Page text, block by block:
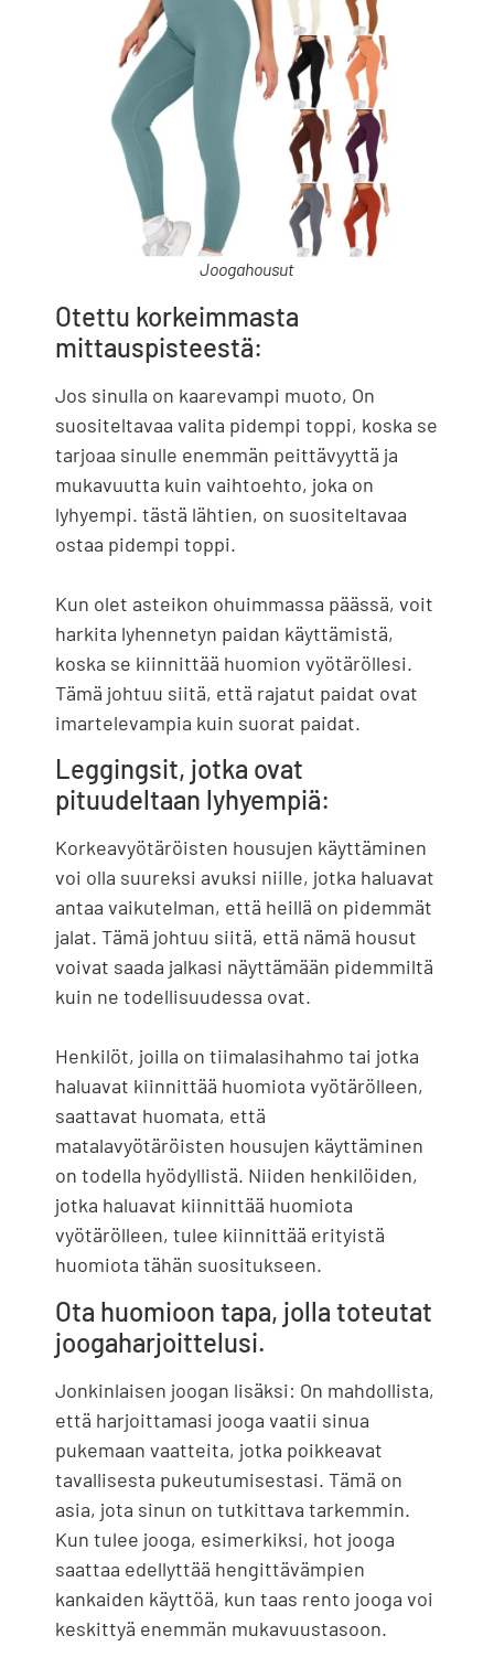
Joogahousut
Otettu korkeimmasta
mittauspisteestä:
Jos sinulla on kaarevampi muoto, On
suositeltavaa valita pidempi toppi, koska se
tarjoaa sinulle enemmän peittävyyttä ja
mukavuutta kuin vaihtoehto, joka on
lyhyempi. tästä lähtien, on suositeltavaa
ostaa pidempi toppi.
Kun olet asteikon ohuimmassa päässä, voit
harkita lyhennetyn paidan käyttämistä,
koska se kiinnittää huomion vyötäröllesi.
Tämä johtuu siitä, että rajatut paidat ovat
imartelevampia kuin suorat paidat.
Leggingsit, jotka ovat
pituudeltaan lyhyempiä:
Korkeavyötäröisten housujen käyttäminen
voi olla suureksi avuksi niille, jotka haluavat
antaa vaikutelman, että heillä on pidemmät
jalat. Tämä johtuu siitä, että nämä housut
voivat saada jalkasi näyttämään pidemmiltä
kuin ne todellisuudessa ovat.
Henkilöt, joilla on tiimalasihahmo tai jotka
haluavat kiinnittää huomiota vyötärölleen,
saattavat huomata, että
matalavyötäröisten housujen käyttäminen
on todella hyödyllistä. Niiden henkilöiden,
jotka haluavat kiinnittää huomiota
vyötärölleen, tulee kiinnittää erityistä
huomiota tähän suositukseen.
Ota huomioon tapa, jolla toteutat
joogaharjoittelusi.
Jonkinlaisen joogan lisäksi: On mahdollista,
että harjoittamasi jooga vaatii sinua
pukemaan vaatteita, jotka poikkeavat
tavallisesta pukeutumisestasi. Tämä on
asia, jota sinun on tutkittava tarkemmin.
Kun tulee jooga, esimerkiksi, hot jooga
saattaa edellyttää hengittävämpien
kankaiden käyttöä, kun taas rento jooga voi
keskittyä enemmän mukavuustasoon.